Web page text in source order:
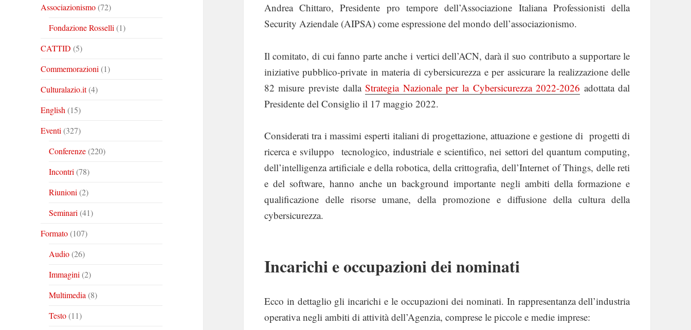
Associazionismo(72)
Fondazione Rosselli (1)
CATTID (5)
Commemorazioni (1)
Culturalazio.it(4)
English (15)
Eventi (327)
Conferenze(220)
Incontri (78)
Riunioni (2)
Seminari (41)
Formato(107)
Audio(26)
Immagini (2)
Multimedia (8)
Testo(11)
Andrea Chittaro, Presidente pro tempore dell’Associazione Italiana Professionisti della
Security Aziendale (AIPSA) come espressione del mondo dell’associazionismo.
Il comitato, di cui fanno parte anche i vertici dell’ACN, darà il suo contributo a supportare le
iniziative pubblico-private in materia di cybersicurezza e per assicurare la realizzazione delle
82 misure previste dallaStrategia Nazionale per la Cybersicurezza 2022-2026 adottata dal
Presidente del Consiglio il 17 maggio 2022.
Considerati tra i massimi esperti italiani di progettazione, attuazione e gestione di progetti di
ricerca e sviluppo tecnologico, industriale e scientifico, nei settori del quantum computing,
dell’intelligenza artificiale e della robotica, della crittografia, dell’Internet of Things, delle reti
e del software, hanno anche un background importante negli ambiti della formazione e
qualificazione delle risorse umane, della promozione e diffusione della cultura della
cybersicurezza.
Incarichi e occupazioni dei nominati
Ecco in dettaglio gli incarichi e le occupazioni dei nominati. In rappresentanza dell’industria
operativa negli ambiti di attività dell’Agenzia, comprese le piccole e medie imprese: